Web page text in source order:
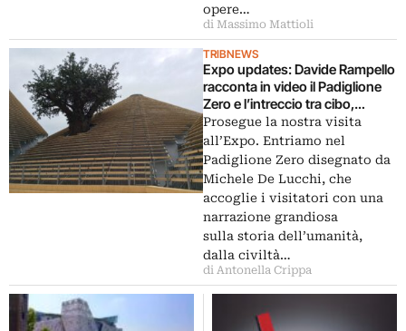
opere…
di Massimo Mattioli
TRIBNEWS
Expo updates: Davide Rampello
racconta in video il Padiglione
Zero e l’intreccio tra cibo,
sapere, vita
Prosegue la nostra visita
all’Expo. Entriamo nel
Padiglione Zero disegnato da
Michele De Lucchi, che
accoglie i visitatori con una
narrazione grandiosa
sulla storia dell’umanità,
dalla civiltà…
di Antonella Crippa